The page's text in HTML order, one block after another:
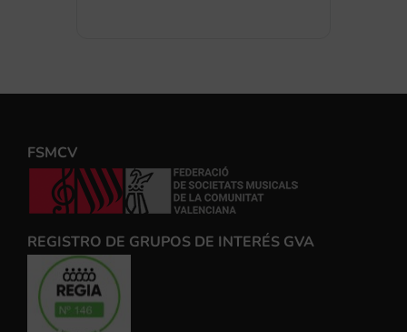
FSMCV
REGISTRO DE GRUPOS DE INTERÉS GVA